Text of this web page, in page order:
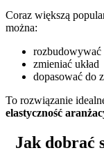
Coraz większą
można:
rozbudowywać
zmieniać układ
dopasować do
To rozwiązanie
elastyczność
Jak dobrać